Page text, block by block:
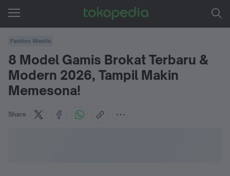
Fashion Wanita
8 Model Gamis Brokat Terbaru &
Modern 2026, Tampil Makin
Memesona!
Share